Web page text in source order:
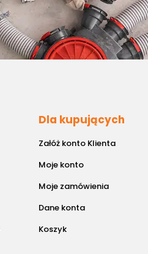
Dla kupujących
Załóż konto Klienta
Moje konto
Moje zamówienia
Dane konta
Koszyk